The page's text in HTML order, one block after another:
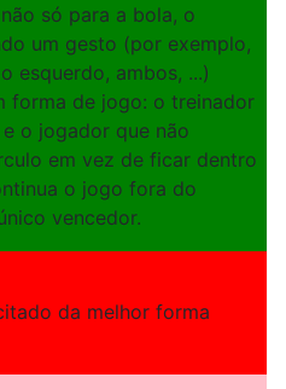
só para a bola, o
um gesto (por exemplo,
esquerdo, ambos, ...)
forma de jogo: o treinador
o jogador que não
em vez de ficar dentro
o jogo fora do
vencedor.
da melhor forma